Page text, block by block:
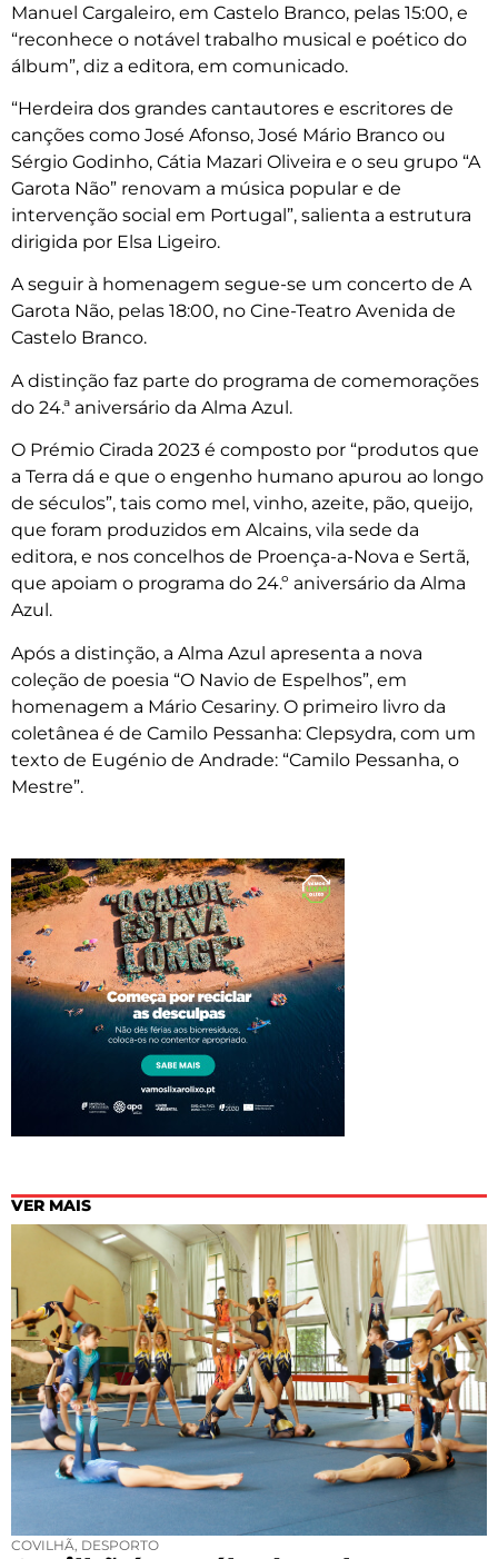
Manuel Cargaleiro, em Castelo Branco, pelas 15:00, e
“reconhece o notável trabalho musical e poético do
álbum”, diz a editora, em comunicado.
“Herdeira dos grandes cantautores e escritores de
canções como José Afonso, José Mário Branco ou
Sérgio Godinho, Cátia Mazari Oliveira e o seu grupo “A
Garota Não” renovam a música popular e de
intervenção social em Portugal”, salienta a estrutura
dirigida por Elsa Ligeiro.
A seguir à homenagem segue-se um concerto de A
Garota Não, pelas 18:00, no Cine-Teatro Avenida de
Castelo Branco.
A distinção faz parte do programa de comemorações
do 24.ª aniversário da Alma Azul.
O Prémio Cirada 2023 é composto por “produtos que
a Terra dá e que o engenho humano apurou ao longo
de séculos”, tais como mel, vinho, azeite, pão, queijo,
que foram produzidos em Alcains, vila sede da
editora, e nos concelhos de Proença-a-Nova e Sertã,
que apoiam o programa do 24.º aniversário da Alma
Azul.
Após a distinção, a Alma Azul apresenta a nova
coleção de poesia “O Navio de Espelhos”, em
homenagem a Mário Cesariny. O primeiro livro da
coletânea é de Camilo Pessanha: Clepsydra, com um
texto de Eugénio de Andrade: “Camilo Pessanha, o
Mestre”.
VER MAIS
COVILHÃ, DESPORTO